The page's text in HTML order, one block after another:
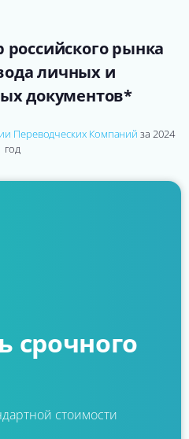
рынка
личных и
документов*
Переводческих Компаний за 2024
год
срочного
стоимости